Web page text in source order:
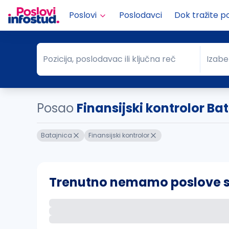
Poslovi Poslodavci Dok tražite
Pozicija, poslodavac ili ključna reč
Pozicija, poslodavac ili ključna reč Grad
Posao Finansijski kontrolor
Batajnica Finansijski kontrolor
Trenutno nemamo poslove